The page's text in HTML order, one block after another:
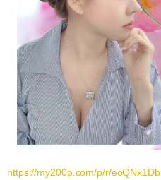
https://my200p.com/p/r/eoQNx1Db